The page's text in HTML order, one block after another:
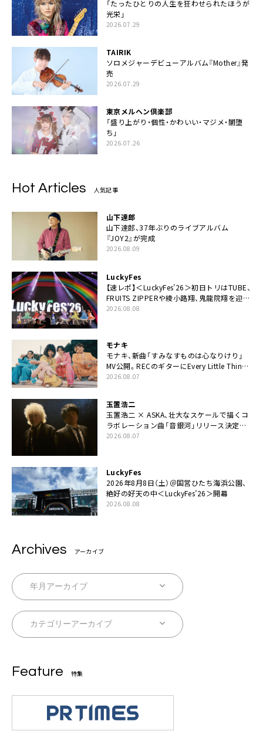
「たったひとりの人生を狂わせられたほうが
光栄」
2026.07.29
TAIRIK
ソロメジャーデビューアルバム『Mother』発
売
2026.07.29
東京メルヘン倶楽部
「盛り上がり・個性・かわいい・マジメ・闇堕
ち」
2026.07.26
Hot Articles 人気記事
山下達郎
山下達郎、37年ぶりのライブアルバム
『JOY2』が完成
2026.08.09
LuckyFes
【速レポ】＜LuckyFes’26＞初日トリはTUBE、
FRUITS ZIPPERや綾小路翔、鬼龍院翔を迎え
た豪華コラボも「知ってたらぜひ一緒に歌っ
2026.08.08
モナキ
モナキ、新曲「すみなすものは心なりけり」
MV公開。RECのギターにEvery Little Thing・
伊藤一朗参加も
2026.08.07
玉置浩二
玉置浩二 × ASKA、壮大なスケールで描くコ
ラボレーション曲「音銀河」リリース決定。
カップリングには新曲「命の宿り」収録も
2026.08.07
LuckyFes
2026年8月8日（土）＠国営ひたち海浜公園、
絶好の好天の中＜LuckyFes’26＞開幕
2026.08.08
Archives アーカイブ
Feature 特集